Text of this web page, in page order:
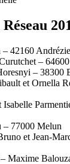
42160
–
– 38300
et Ornella
77000 Melun
et Jean-